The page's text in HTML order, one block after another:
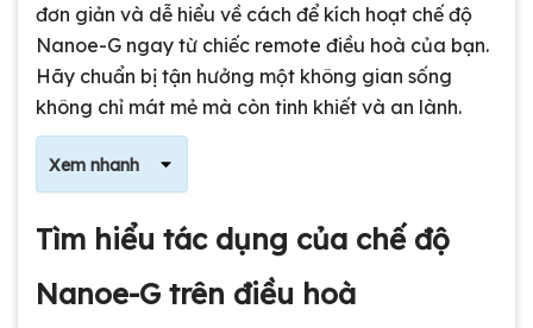
đơn giản và dễ hiểu về cách để kích hoạt chế độ
Nanoe-G ngay từ chiếc remote điều hoà của bạn.
Hãy chuẩn bị tận hưởng một không gian sống
không chỉ mát mẻ mà còn tinh khiết và an lành.
Xem nhanh
Tìm hiểu tác dụng của chế độ
Nanoe-G trên điều hoà